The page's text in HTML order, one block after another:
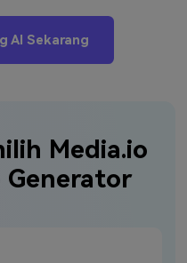
AI Sekarang
Media.io
Generator